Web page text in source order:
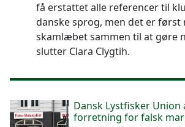
få erstattet alle referencer til
danske sprog, men det er først
skamlæbet sammen til at gøre
slutter Clara Clygtih.
Dansk Lystfisker Union
forretning for falsk